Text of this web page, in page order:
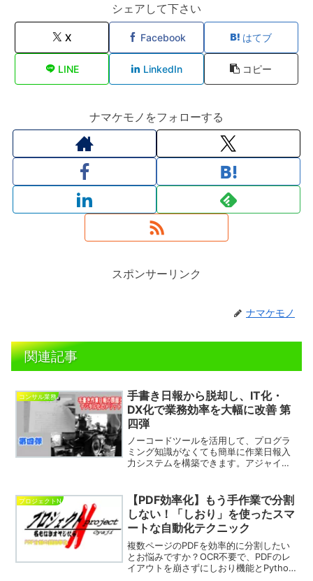
シェアして下さい
X Facebook はてブ
LINE LinkedIn コピー
ナマケモノをフォローする
スポンサーリンク
ナマケモノ
関連記事
コンサル業務
手書き日報から脱却し、IT化・
DX化で業務効率を大幅に改善 第
四弾
ノーコードツールを活用して、プログラ
ミング知識がなくても簡単に作業日報入
力システムを構築できます。アジャイル
Wordのような直感的な操作性で、作業効
率を大幅にアップ。高度なカスタマイズ
も可能です。
プロジェクトN
【PDF効率化】もう手作業で分割
しない！「しおり」を使ったスマ
ートな自動化テクニック
複数ページのPDFを効率的に分割したい
とお悩みですか？OCR不要で、PDFのレ
イアウトを崩さずにしおり機能とPython